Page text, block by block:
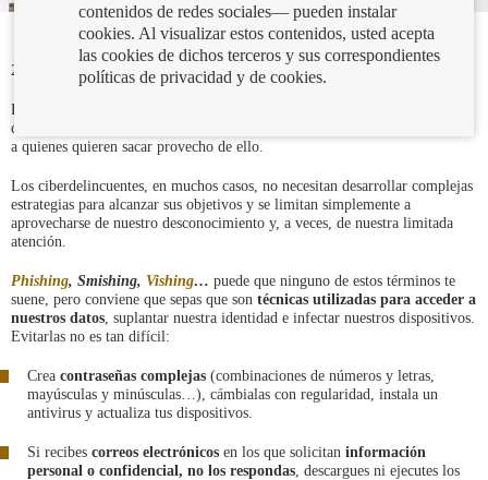
25/08/2020
Recién llegados al mundo digital, muchos de nosotros tenemos unas
carencias de formación y de información que nos hacen vulnerables frente
a quienes quieren sacar provecho de ello.
Los ciberdelincuentes, en muchos casos, no necesitan desarrollar complejas
estrategias para alcanzar sus objetivos y se limitan simplemente a
aprovecharse de nuestro desconocimiento y, a veces, de nuestra limitada
atención.
Phishing, Smishing, Vishing… puede que ninguno de estos términos te
suene, pero conviene que sepas que son técnicas utilizadas para acceder a
nuestros datos, suplantar nuestra identidad e infectar nuestros dispositivos.
Evitarlas no es tan difícil:
Crea contraseñas complejas (combinaciones de números y letras,
mayúsculas y minúsculas…), cámbialas con regularidad, instala un
antivirus y actualiza tus dispositivos.
Si recibes correos electrónicos en los que solicitan información
personal o confidencial, no los respondas, descargues ni ejecutes los
contenidos de redes sociales— pueden instalar
cookies. Al visualizar estos contenidos, usted acepta
las cookies de dichos terceros y sus correspondientes
políticas de privacidad y de cookies.